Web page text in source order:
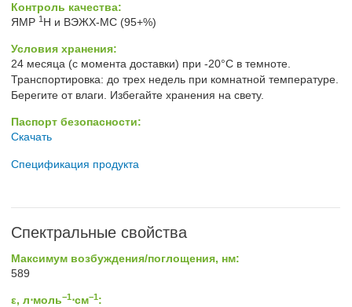
Контроль качества:
ЯМР 1 H и ВЭЖХ-МС (95+%)
Условия хранения:
24 месяца (с момента доставки) при -20°C в темноте.
Транспортировка: до трех недель при комнатной температуре.
Берегите от влаги. Избегайте хранения на свету.
Паспорт безопасности:
Скачать
Спецификация продукта
Спектральные свойства
Максимум возбуждения/поглощения, нм:
589
ε, л⋅моль−1⋅см−1: